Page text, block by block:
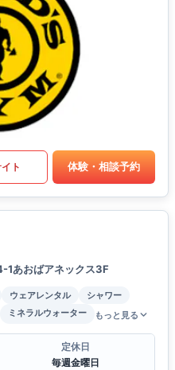
ト 体験・相談予約
1あおばアネックス3F
ウェアレンタル
シャワー
ミネラルウォーター もっと見る
定休日
毎週金曜日